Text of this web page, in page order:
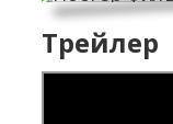
Трейлер